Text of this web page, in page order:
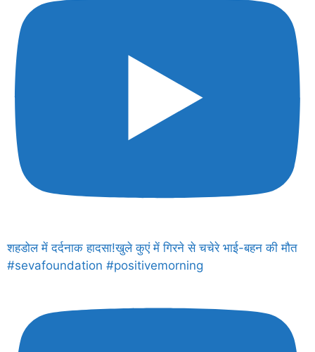
शहडोल में दर्दनाक हादसा!खुले कुएं में गिरने से चचेरे भाई-बहन की मौत
#sevafoundation #positivemorning